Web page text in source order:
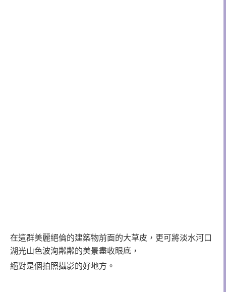
在這群美麗絕倫的建築物前面的大草皮，更可將淡水河口
湖光山色波洵粼粼的美景盡收眼底，
絕對是個拍照攝影的好地方。